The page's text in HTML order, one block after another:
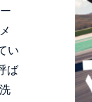
い
ば